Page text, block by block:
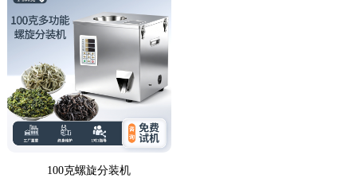
100克螺旋分装机